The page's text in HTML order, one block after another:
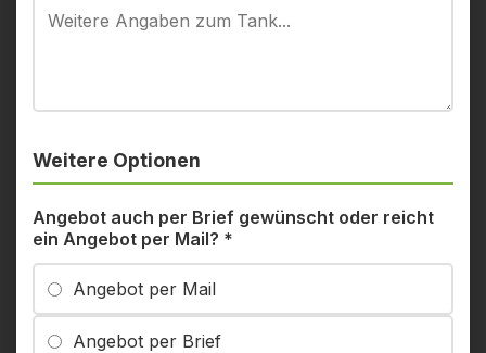
Weitere Optionen
Angebot auch per Brief gewünscht oder reicht
ein Angebot per Mail? *
Angebot per Mail
Angebot per Brief